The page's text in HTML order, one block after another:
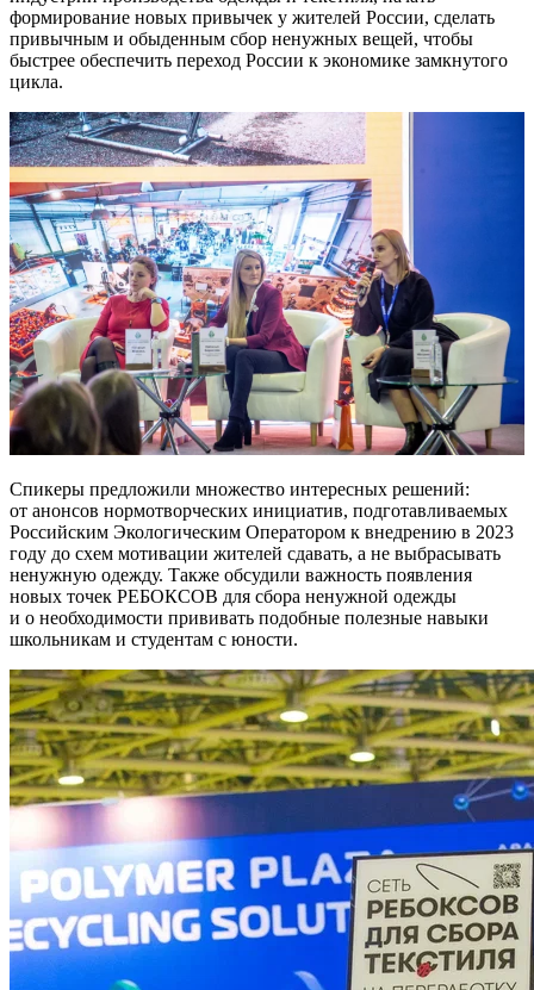
формирование новых привычек у жителей России, сделать
привычным и обыденным сбор ненужных вещей, чтобы
быстрее обеспечить переход России к экономике замкнутого
цикла.
Спикеры предложили множество интересных решений:
от анонсов нормотворческих инициатив, подготавливаемых
Российским Экологическим Оператором к внедрению в 2023
году до схем мотивации жителей сдавать, а не выбрасывать
ненужную одежду. Также обсудили важность появления
новых точек РЕБОКСОВ для сбора ненужной одежды
и о необходимости прививать подобные полезные навыки
школьникам и студентам с юности.